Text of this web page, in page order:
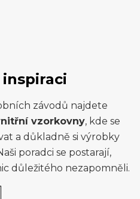
závodů najdete
vzorkovny, kde se
a důkladně si výrobky
poradci se postarají,
důležitého nezapomněli.